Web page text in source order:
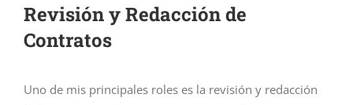
Revisión y Redacción de
Contratos
Uno de mis principales roles es la revisión y redacción